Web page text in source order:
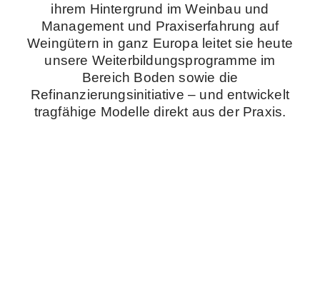
ihrem Hintergrund im Weinbau und
Management und Praxiserfahrung auf
Weingütern in ganz Europa leitet sie heute
unsere Weiterbildungsprogramme im
Bereich Boden sowie die
Refinanzierungsinitiative – und entwickelt
tragfähige Modelle direkt aus der Praxis.